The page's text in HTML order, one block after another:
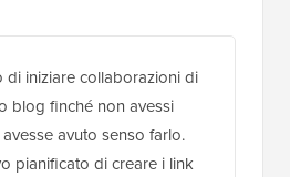
di iniziare collaborazioni di
blog finché non avessi
avuto senso farlo.
pianificato di creare i link